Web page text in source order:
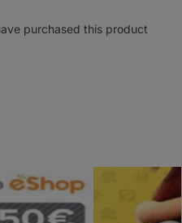
purchased this product